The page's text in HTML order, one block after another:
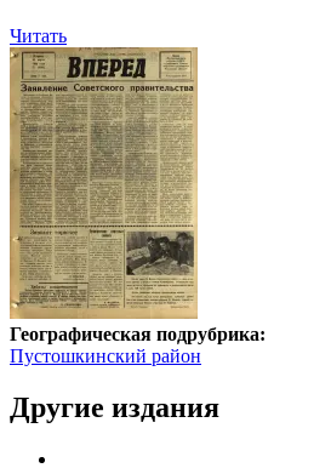
Читать
Географическая подрубрика:
Пустошкинский район
Другие издания